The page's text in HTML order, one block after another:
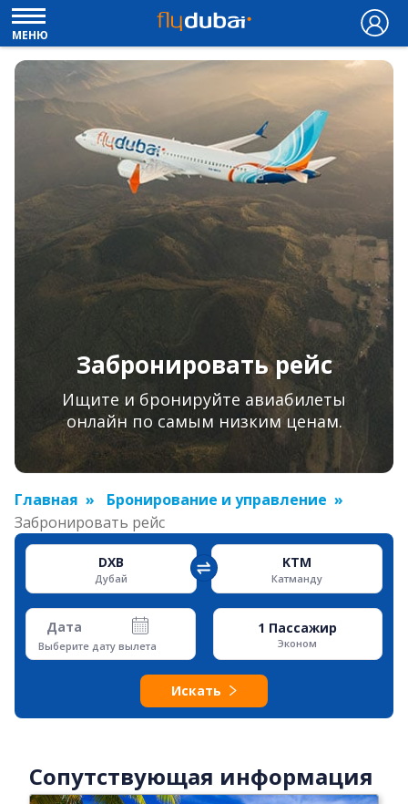
МЕНЮ
Забронировать рейс
Ищите и бронируйте авиабилеты
онлайн по самым низким ценам.
Главная
Бронирование и управление
Забронировать рейс
DXB
Дубай
KTM
Катманду
Дата
Выберите дату вылета
1 Пассажир
Эконом
Искать
Сопутствующая информация